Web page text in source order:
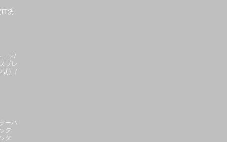
洗
ート/
プレ
式）/
ーハ
タ
タ